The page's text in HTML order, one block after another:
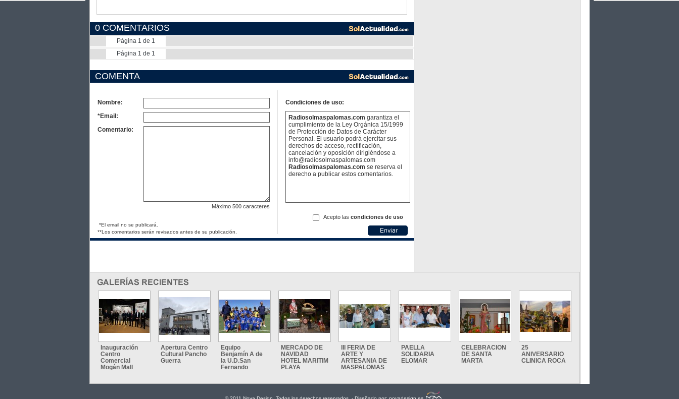
0 COMENTARIOS
Página 1 de 1
Página 1 de 1
COMENTA
Nombre:
*Email:
Comentario:
Máximo 500 caracteres
*El email no se publicará.
**Los comentarios serán revisados antes de su publicación.
Condiciones de uso:
Radiosolmaspalomas.com garantiza el
cumplimiento de la Ley Orgánica 15/1999
de Protección de Datos de Carácter
Personal. El usuario podrá ejercitar sus
derechos de acceso, rectificación,
cancelación y oposición dirigiéndose a
info@radiosolmaspalomas.com
Radiosolmaspalomas.com se reserva el
derecho a publicar estos comentarios.
Acepto las condiciones de uso
Inauguración
Centro
Comercial
Mogán Mall
Apertura Centro
Cultural Pancho
Guerra
Equipo
Benjamín A de
la U.D.San
Fernando
MERCADO DE
NAVIDAD
HOTEL MARITIM
PLAYA
III FERIA DE
ARTE Y
ARTESANIA DE
MASPALOMAS
PAELLA
SOLIDARIA
ELOMAR
CELEBRACION
DE SANTA
MARTA
25
ANIVERSARIO
CLINICA ROCA